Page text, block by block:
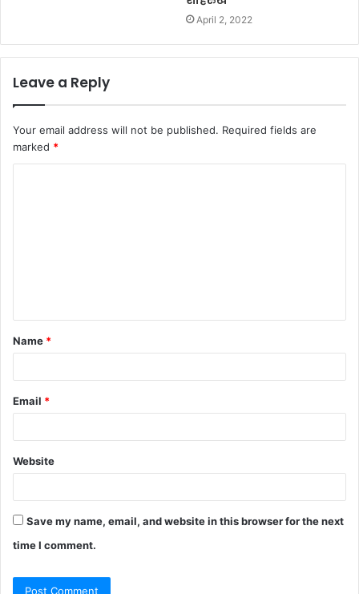
April 2, 2022
Leave a Reply
Your email address will not be published. Required fields are
marked *
t
*
Name *
Email *
Website
Save my name, email, and website in this browser for the next
time I comment.